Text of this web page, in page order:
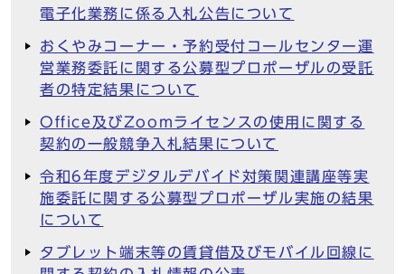
電子化業務に係る入札公告について
おくやみコーナー・予約受付コールセンター運
営業務委託に関する公募型プロポーザルの受託
者の特定結果について
Office及びZoomライセンスの使用に関する
契約の一般競争入札結果について
令和6年度デジタルデバイド対策関連講座等実
施委託に関する公募型プロポーザル実施の結果
について
タブレット端末等の賃貸借及びモバイル回線に